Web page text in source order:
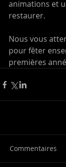
animations et
restaurer.
Nous vous
pour fêter
premières
Commentaires